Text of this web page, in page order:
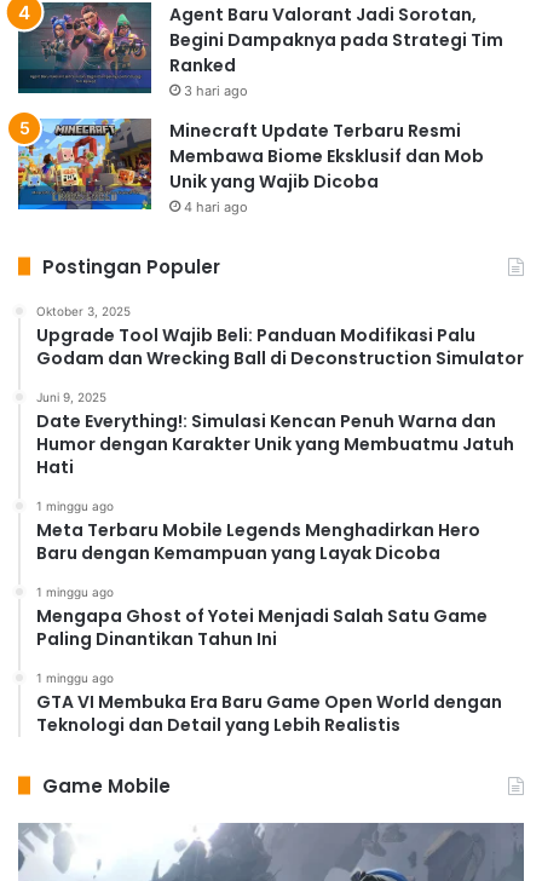
Agent Baru Valorant Jadi Sorotan,
Begini Dampaknya pada Strategi Tim
Ranked
3 hari ago
Minecraft Update Terbaru Resmi
Membawa Biome Eksklusif dan Mob
Unik yang Wajib Dicoba
4 hari ago
Postingan Populer
Oktober 3, 2025
Upgrade Tool Wajib Beli: Panduan Modifikasi Palu
Godam dan Wrecking Ball di Deconstruction Simulator
Juni 9, 2025
Date Everything!: Simulasi Kencan Penuh Warna dan
Humor dengan Karakter Unik yang Membuatmu Jatuh
Hati
1 minggu ago
Meta Terbaru Mobile Legends Menghadirkan Hero
Baru dengan Kemampuan yang Layak Dicoba
1 minggu ago
Mengapa Ghost of Yotei Menjadi Salah Satu Game
Paling Dinantikan Tahun Ini
1 minggu ago
GTA VI Membuka Era Baru Game Open World dengan
Teknologi dan Detail yang Lebih Realistis
Game Mobile